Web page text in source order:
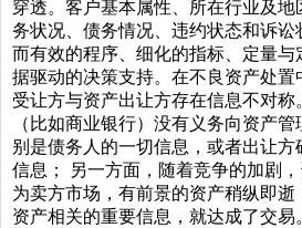
穿透。客户基本属性、所在行业及
务状况、债务情况、违约状态和诉讼
而有效的程序、细化的指标、定量与
据驱动的决策支持。在不良资产处置
受让方与资产出让方存在信息不对
（比如商业银行）没有义务向资产
别是债务人的一切信息，或者出让
信息； 另一方面，随着竞争的加剧
为卖方市场，有前景的资产稍纵即
资产相关的重要信息，就达成了交